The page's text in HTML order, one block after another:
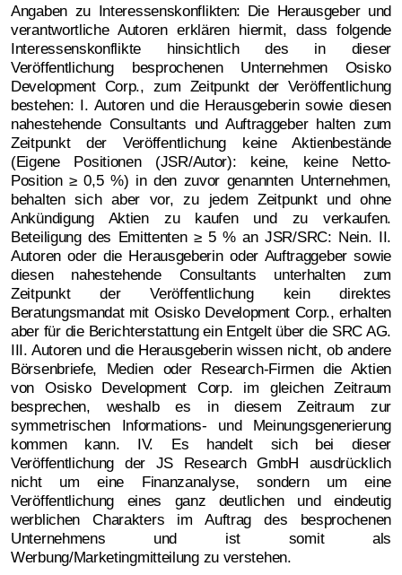
Angaben zu Interessenskonflikten: Die Herausgeber und
verantwortliche Autoren erklären hiermit, dass folgende
Interessenskonflikte hinsichtlich des in dieser
Veröffentlichung besprochenen Unternehmen Osisko
Development Corp., zum Zeitpunkt der Veröffentlichung
bestehen: I. Autoren und die Herausgeberin sowie diesen
nahestehende Consultants und Auftraggeber halten zum
Zeitpunkt der Veröffentlichung keine Aktienbestände
(Eigene Positionen (JSR/Autor): keine, keine Netto-
Position ≥ 0,5 %) in den zuvor genannten Unternehmen,
behalten sich aber vor, zu jedem Zeitpunkt und ohne
Ankündigung Aktien zu kaufen und zu verkaufen.
Beteiligung des Emittenten ≥ 5 % an JSR/SRC: Nein. II.
Autoren oder die Herausgeberin oder Auftraggeber sowie
diesen nahestehende Consultants unterhalten zum
Zeitpunkt der Veröffentlichung kein direktes
Beratungsmandat mit Osisko Development Corp., erhalten
aber für die Berichterstattung ein Entgelt über die SRC AG.
III. Autoren und die Herausgeberin wissen nicht, ob andere
Börsenbriefe, Medien oder Research-Firmen die Aktien
von Osisko Development Corp. im gleichen Zeitraum
besprechen, weshalb es in diesem Zeitraum zur
symmetrischen Informations- und Meinungsgenerierung
kommen kann. IV. Es handelt sich bei dieser
Veröffentlichung der JS Research GmbH ausdrücklich
nicht um eine Finanzanalyse, sondern um eine
Veröffentlichung eines ganz deutlichen und eindeutig
werblichen Charakters im Auftrag des besprochenen
Unternehmens und ist somit als
Werbung/Marketingmitteilung zu verstehen.